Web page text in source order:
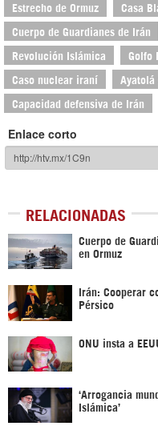
Estrecho de Ormuz Casa
Cuerpo de Guardianes de Irán
Revolución Islámica Golfo
Caso nuclear iraní Ayatolá
Capacidad defensiva de Irán
Enlace corto
RELACIONADAS
Cuerpo de
en Ormuz
Irán: Cooperar
Pérsico
ONU insta a
‘Arrogancia
Islámica’